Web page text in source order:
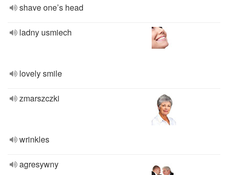
shave one’s head
ladny usmiech
lovely smile
zmarszczki
wrinkles
agresywny